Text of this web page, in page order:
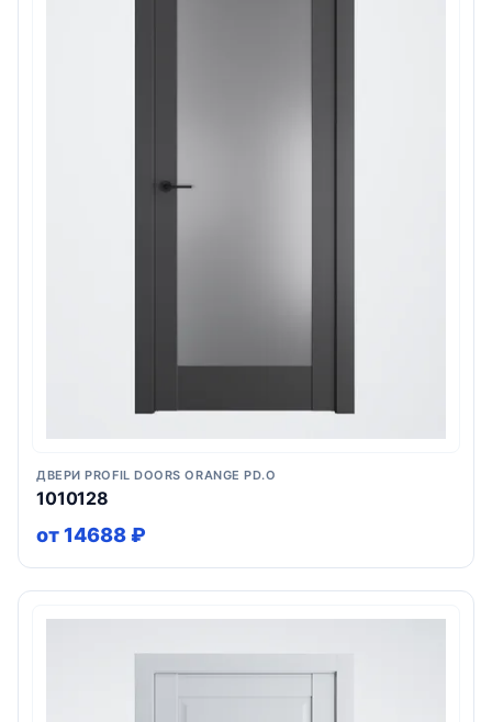
ДВЕРИ PROFIL DOORS ORANGE PD.O
1010128
от 14688 ₽